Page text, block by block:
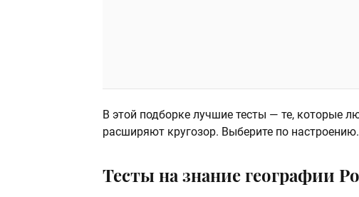
В этой подборке лучшие тесты — те, которые
расширяют кругозор. Выберите по настроению.
Тесты на знание географии